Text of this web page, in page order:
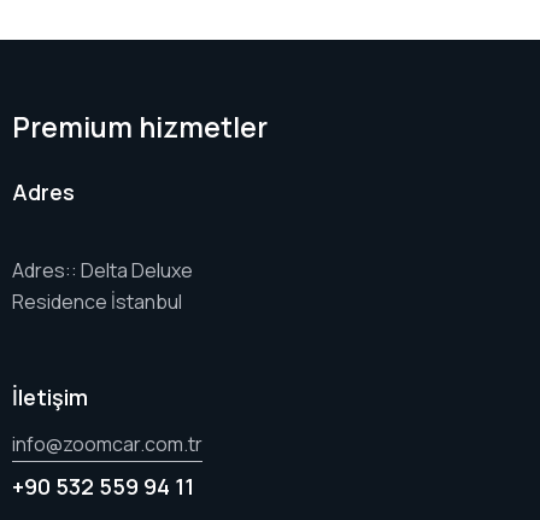
Premium hizmetler
Adres
Adres:: Delta Deluxe
Residence İstanbul
İletişim
info@zoomcar.com.tr
+90 532 559 94 11